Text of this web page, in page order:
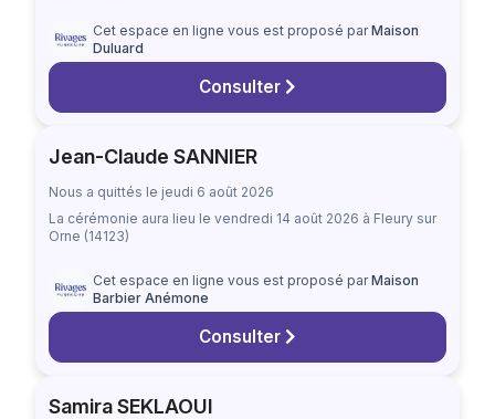
Cet espace en ligne vous est proposé parMaison
Duluard
Consulter
Jean-Claude SANNIER
Nous a quittés le jeudi 6 août 2026
La cérémonie aura lieu le vendredi 14 août 2026 à Fleury sur
Orne (14123)
Cet espace en ligne vous est proposé parMaison
Barbier Anémone
Consulter
Samira SEKLAOUI